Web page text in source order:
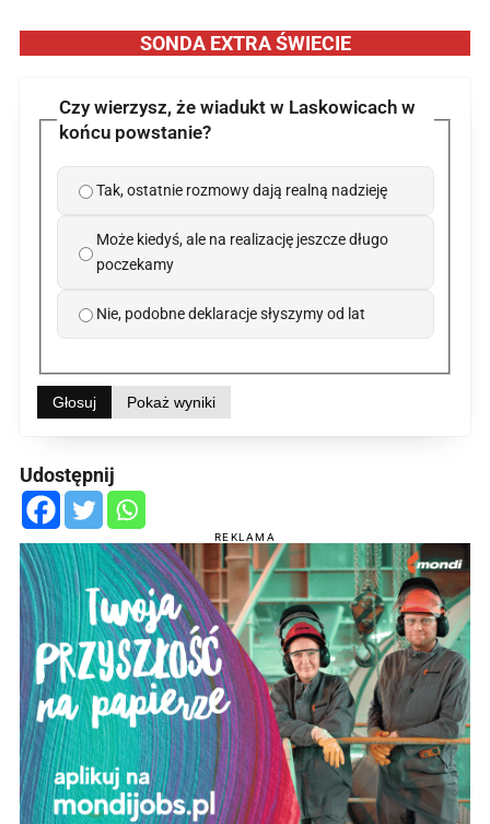
SONDA EXTRA ŚWIECIE
Czy wierzysz, że wiadukt w Laskowicach w
końcu powstanie?
Tak, ostatnie rozmowy dają realną nadzieję
Może kiedyś, ale na realizację jeszcze długo
poczekamy
Nie, podobne deklaracje słyszymy od lat
Głosuj Pokaż wyniki
Udostępnij
REKLAMA